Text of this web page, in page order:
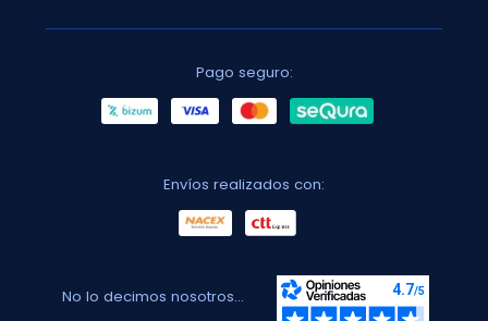
Pago seguro:
Envíos realizados con:
No lo decimos nosotros...